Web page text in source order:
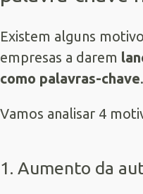
Existem alguns
empresas a darem
como palavras-chave.
Vamos analisar 4
1. Aumento da